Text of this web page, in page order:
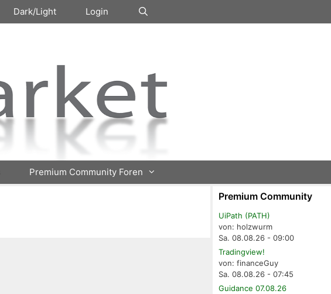
Dark/Light Login
Premium Community Foren
Premium Community
UiPath (PATH)
von: holzwurm
Sa. 08.08.26 - 09:00
Tradingview!
von: financeGuy
Sa. 08.08.26 - 07:45
Guidance 07.08.26